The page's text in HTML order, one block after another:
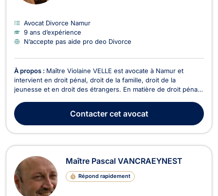
Avocat Divorce Namur
9 ans d’expérience
N’accepte pas aide pro deo Divorce
À propos : Maître Violaine VELLE est avocate à Namur et
intervient en droit pénal, droit de la famille, droit de la
jeunesse et en droit des étrangers. En matière de droit pénal,
contraventionnelles ou délictuelles ainsi que pour des faits de
dépôt de plainte, détention préventive et com...
Contactercet avocat
Maître Pascal VANCRAEYNEST
Répond rapidement